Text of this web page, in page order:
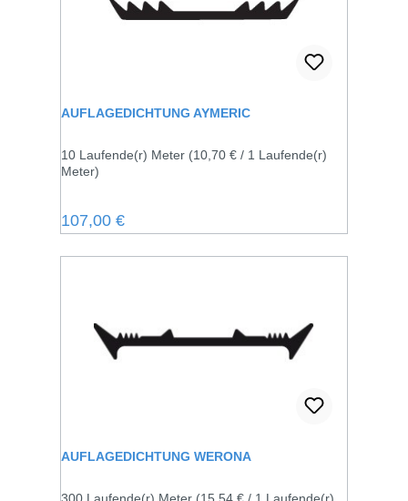
AUFLAGEDICHTUNG AYMERIC
10 Laufende(r) Meter (10,70 € / 1 Laufende(r)
Meter)
Regulärer Preis:
107,00 €
AUFLAGEDICHTUNG WERONA